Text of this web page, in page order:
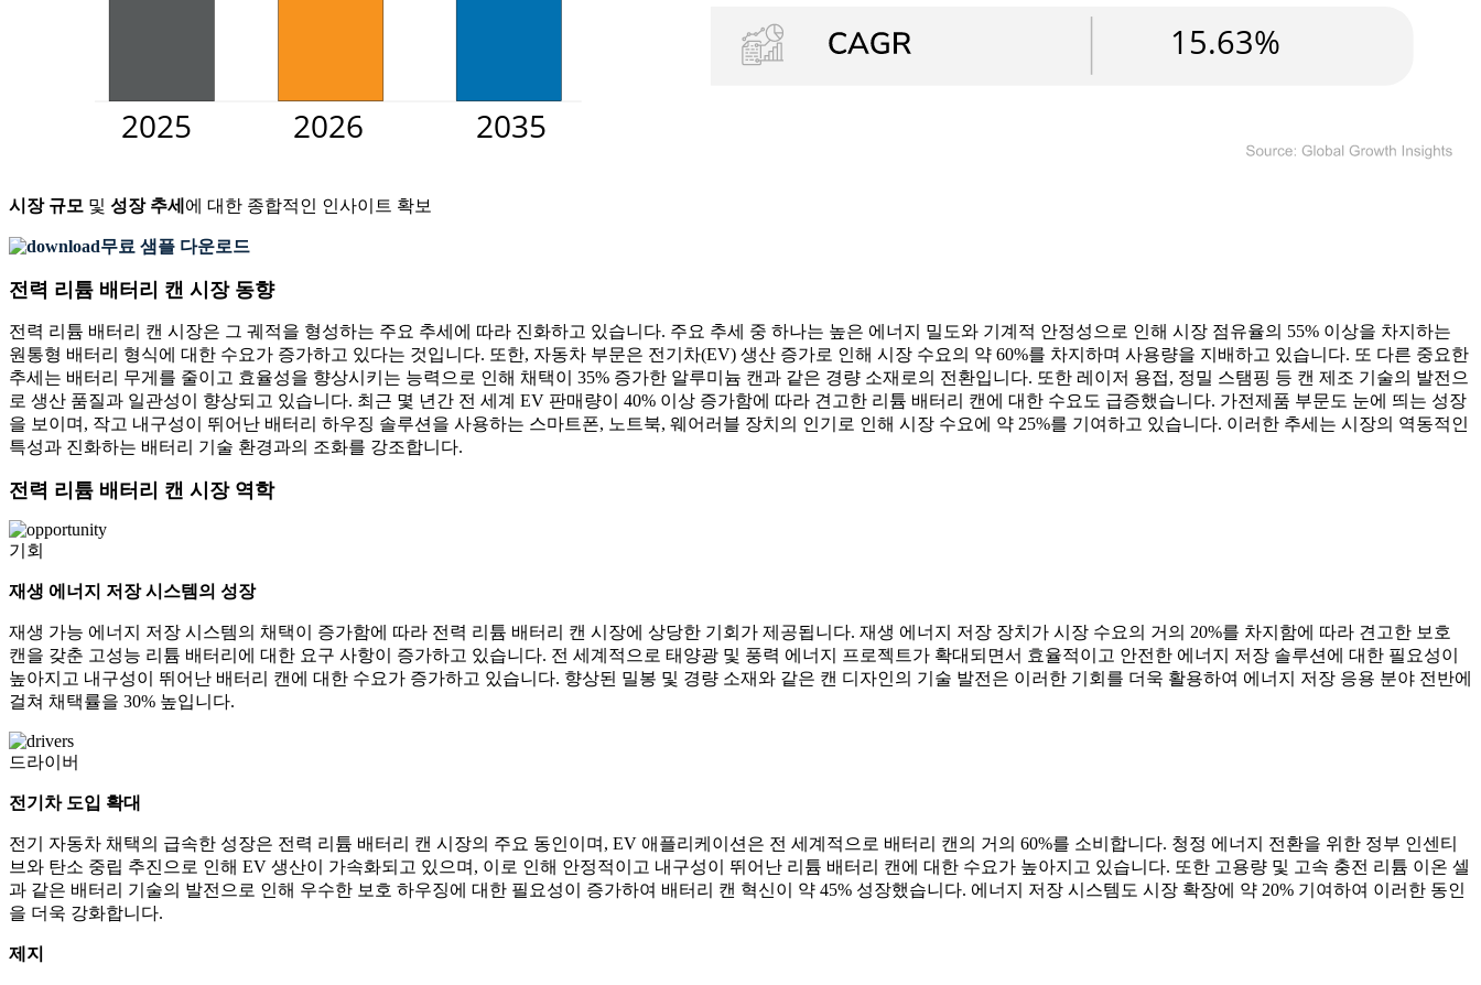
시장 규모 및 성장 추세 에 대한 종합적인 인사이트 확보
무료 샘플 다운로드
전력 리튬 배터리 캔 시장 동향
전력 리튬 배터리 캔 시장은 그 궤적을 형성하는 주요 추세에 따라 진화하고 있습니다. 주요 추세 중 하나는 높은 에너지 밀도와 기계적 안정성으로 인해 시장 점유율의 55% 이상을 차지하는
원통형 배터리 형식에 대한 수요가 증가하고 있다는 것입니다. 또한, 자동차 부문은 전기차(EV) 생산 증가로 인해 시장 수요의 약 60%를 차지하며 사용량을 지배하고 있습니다. 또 다른 중요한
추세는 배터리 무게를 줄이고 효율성을 향상시키는 능력으로 인해 채택이 35% 증가한 알루미늄 캔과 같은 경량 소재로의 전환입니다. 또한 레이저 용접, 정밀 스탬핑 등 캔 제조 기술의 발전으
로 생산 품질과 일관성이 향상되고 있습니다. 최근 몇 년간 전 세계 EV 판매량이 40% 이상 증가함에 따라 견고한 리튬 배터리 캔에 대한 수요도 급증했습니다. 가전제품 부문도 눈에 띄는 성장
을 보이며, 작고 내구성이 뛰어난 배터리 하우징 솔루션을 사용하는 스마트폰, 노트북, 웨어러블 장치의 인기로 인해 시장 수요에 약 25%를 기여하고 있습니다. 이러한 추세는 시장의 역동적인
특성과 진화하는 배터리 기술 환경과의 조화를 강조합니다.
전력 리튬 배터리 캔 시장 역학
기회
재생 에너지 저장 시스템의 성장
재생 가능 에너지 저장 시스템의 채택이 증가함에 따라 전력 리튬 배터리 캔 시장에 상당한 기회가 제공됩니다. 재생 에너지 저장 장치가 시장 수요의 거의 20%를 차지함에 따라 견고한 보호
캔을 갖춘 고성능 리튬 배터리에 대한 요구 사항이 증가하고 있습니다. 전 세계적으로 태양광 및 풍력 에너지 프로젝트가 확대되면서 효율적이고 안전한 에너지 저장 솔루션에 대한 필요성이
높아지고 내구성이 뛰어난 배터리 캔에 대한 수요가 증가하고 있습니다. 향상된 밀봉 및 경량 소재와 같은 캔 디자인의 기술 발전은 이러한 기회를 더욱 활용하여 에너지 저장 응용 분야 전반에
걸쳐 채택률을 30% 높입니다.
드라이버
전기차 도입 확대
전기 자동차 채택의 급속한 성장은 전력 리튬 배터리 캔 시장의 주요 동인이며, EV 애플리케이션은 전 세계적으로 배터리 캔의 거의 60%를 소비합니다. 청정 에너지 전환을 위한 정부 인센티
브와 탄소 중립 추진으로 인해 EV 생산이 가속화되고 있으며, 이로 인해 안정적이고 내구성이 뛰어난 리튬 배터리 캔에 대한 수요가 높아지고 있습니다. 또한 고용량 및 고속 충전 리튬 이온 셀
과 같은 배터리 기술의 발전으로 인해 우수한 보호 하우징에 대한 필요성이 증가하여 배터리 캔 혁신이 약 45% 성장했습니다. 에너지 저장 시스템도 시장 확장에 약 20% 기여하여 이러한 동인
을 더욱 강화합니다.
제지